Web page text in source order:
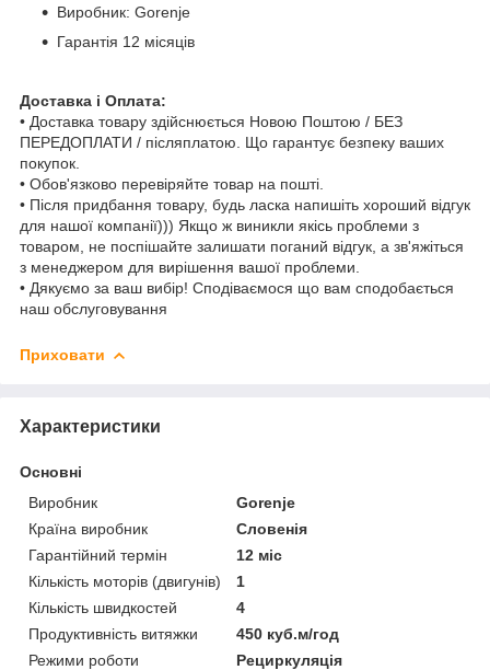
Виробник: Gorenje
Гарантія 12 місяців
Доставка і Оплата:
• Доставка товару здійснюється Новою Поштою / БЕЗ
ПЕРЕДОПЛАТИ / післяплатою. Що гарантує безпеку ваших
покупок.
• Обов'язково перевіряйте товар на пошті.
• Після придбання товару, будь ласка напишіть хороший відгук
для нашої компанії))) Якщо ж виникли якісь проблеми з
товаром, не поспішайте залишати поганий відгук, а зв'яжіться
з менеджером для вирішення вашої проблеми.
• Дякуємо за ваш вибір! Сподіваємося що вам сподобається
наш обслуговування
Приховати
Характеристики
Основні
Виробник
Gorenje
Країна виробник
Словенія
Гарантійний термін
12 міс
Кількість моторів (двигунів)
1
Кількість швидкостей
4
Продуктивність витяжки
450 куб.м/год
Режими роботи
Рециркуляція